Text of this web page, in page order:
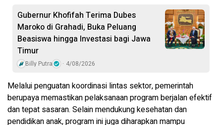
Gubernur Khofifah Terima Dubes
Maroko di Grahadi, Buka Peluang
Beasiswa hingga Investasi bagi Jawa
Timur
Billy Putra 4/08/2026
Melalui penguatan koordinasi lintas sektor, pemerintah
berupaya memastikan pelaksanaan program berjalan efektif
dan tepat sasaran. Selain mendukung kesehatan dan
pendidikan anak, program ini juga diharapkan mampu